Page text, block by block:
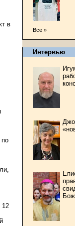
в
по
12
Все »
Интервью